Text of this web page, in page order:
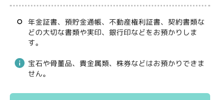
年金証書、預貯金通帳、不動産権利証書、契約書類な
どの大切な書類や実印、銀行印などをお預かりしま
す。
宝石や骨董品、貴金属類、株券などはお預かりできま
せん。